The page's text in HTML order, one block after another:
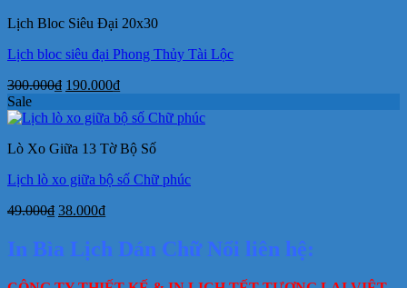
Lịch Bloc Siêu Đại 20x30
Lịch bloc siêu đại Phong Thủy Tài Lộc
300.000₫ Giá
là:
190.000₫Giá
tại
190.000₫.
Sale
Lò Xo Giữa 13 Tờ Bộ Số
Lịch lò xo giữa bộ số Chữ phúc
49.000₫ Giá
là:
49.000₫.
38.000₫Giá
tại
là:
In Bìa Lịch Dán Chữ Nổi liên hệ: